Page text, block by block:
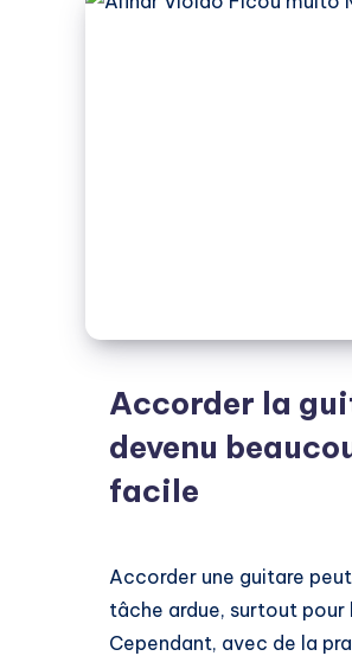
Accorder la
devenu
facile
Accorder une guitare
tâche ardue, surtout pour
Cependant, avec de la